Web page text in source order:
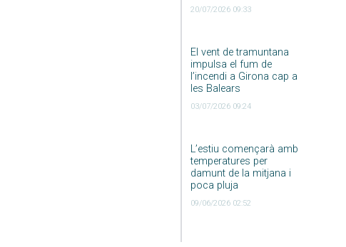
20/07/2026 09:33
El vent de tramuntana
impulsa el fum de
l’incendi a Girona cap a
les Balears
03/07/2026 09:24
L’estiu començarà amb
temperatures per
damunt de la mitjana i
poca pluja
09/06/2026 02:52